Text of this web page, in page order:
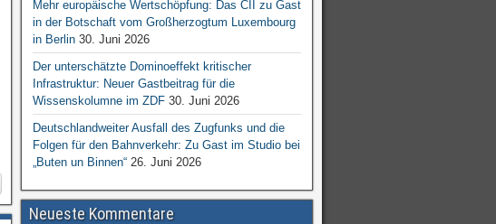
Mehr europäische Wertschöpfung: Das CII zu Gast
in der Botschaft vom Großherzogtum Luxembourg
in Berlin 30. Juni 2026
Der unterschätzte Dominoeffekt kritischer
Infrastruktur: Neuer Gastbeitrag für die
Wissenskolumne im ZDF 30. Juni 2026
Deutschlandweiter Ausfall des Zugfunks und die
Folgen für den Bahnverkehr: Zu Gast im Studio bei
„Buten un Binnen“ 26. Juni 2026
Neueste Kommentare